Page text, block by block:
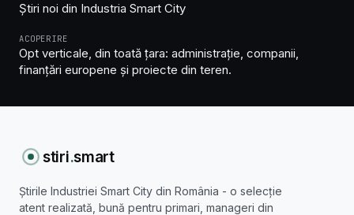
Știri noi din Industria Smart City
ACOPERIRE
Opt verticale, din toată țara: administrație, companii,
finanțări europene și proiecte din teren.
stiri.smart
Știrile Industriei Smart City din România - o selecție
atent realizată, bună pentru primari, manageri din